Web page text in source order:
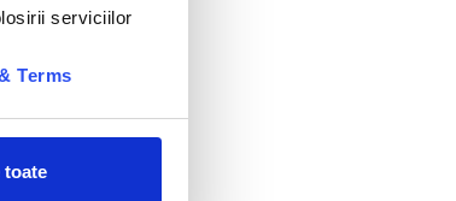
serviciilor
Terms
toate